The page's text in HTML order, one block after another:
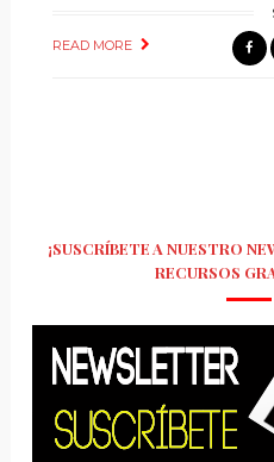
READ MORE
¡SUSCRÍBETE A NUESTRO
RECURSOS